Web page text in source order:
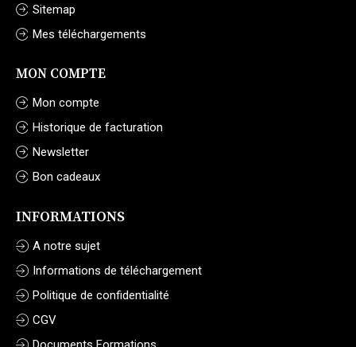
Sitemap
Mes téléchargements
MON COMPTE
Mon compte
Historique de facturation
Newsletter
Bon cadeaux
INFORMATIONS
A notre sujet
Informations de téléchargement
Politique de confidentialité
CGV